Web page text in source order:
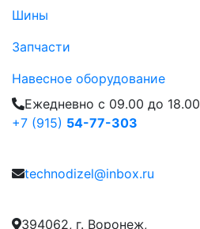
Шины
Запчасти
Навесное оборудование
Ежедневно с 09.00 до 18.00
+7 (915) 54-77-303
technodizel@inbox.ru
394062, г. Воронеж,